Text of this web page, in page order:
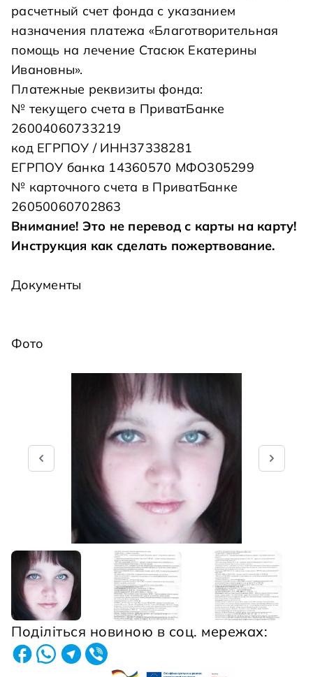
расчетный счет фонда с указанием
назначения платежа «Благотворительная
помощь на лечение Стасюк Екатерины
Ивановны».
Платежные реквизиты фонда:
№ текущего счета в ПриватБанке
26004060733219
код ЕГРПОУ / ИНН37338281
ЕГРПОУ банка 14360570 МФО305299
№ карточного счета в ПриватБанке
26050060702863
Внимание! Это не перевод с карты на карту!
Инструкция как сделать пожертвование.
Документы
Фото
Поділіться новиною в соц. мережах: